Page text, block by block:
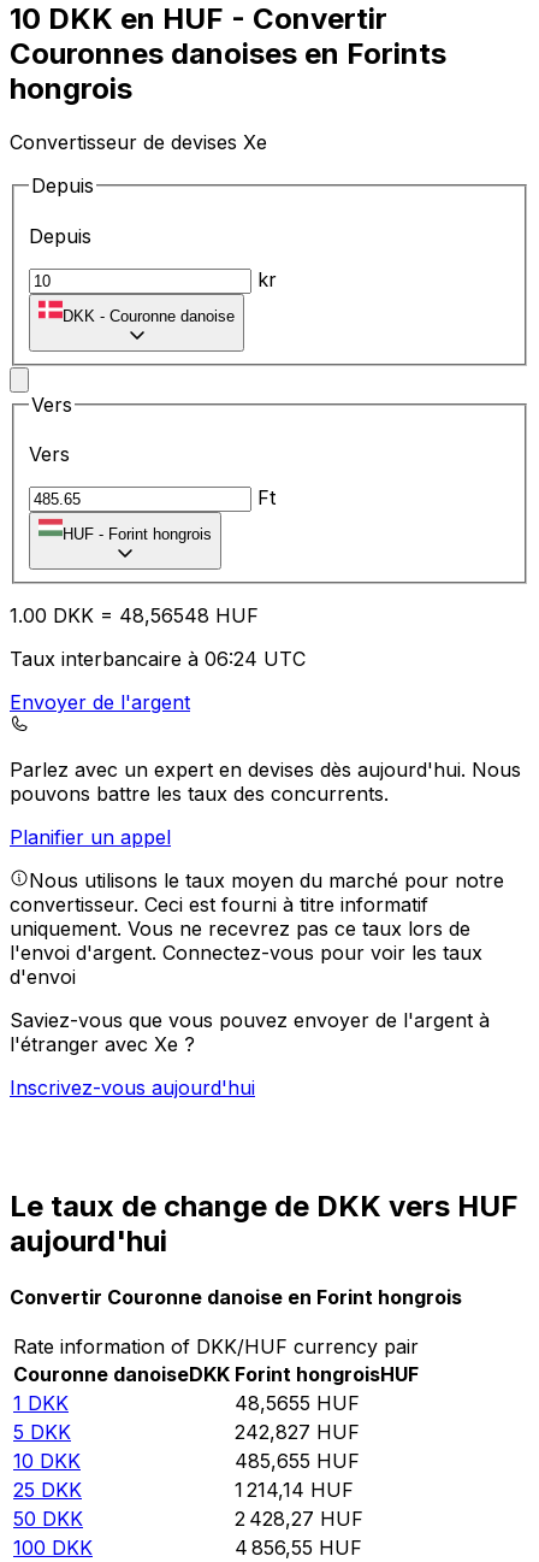
10 DKK en HUF - Convertir
Couronnes danoises en Forints
hongrois
Convertisseur de devises Xe
Depuis
Depuis
kr
DKK - Couronne danoise
Vers
Vers
Ft
HUF - Forint hongrois
1.00 DKK = 48,56548 HUF
Taux interbancaire à 06:24 UTC
Envoyer de l'argent
Parlez avec un expert en devises dès aujourd'hui. Nous
pouvons battre les taux des concurrents.
Planifier un appel
Nous utilisons le taux moyen du marché pour notre
convertisseur. Ceci est fourni à titre informatif
uniquement. Vous ne recevrez pas ce taux lors de
l'envoi d'argent. Connectez-vous pour voir les taux
d'envoi
Saviez-vous que vous pouvez envoyer de l'argent à
l'étranger avec Xe ?
Inscrivez-vous aujourd'hui
Le taux de change de DKK vers HUF
aujourd'hui
Convertir Couronne danoise en Forint hongrois
Rate information of DKK/HUF currency pair
Couronne danoiseDKK Forint hongroisHUF
1 DKK 48,5655 HUF
5 DKK 242,827 HUF
10 DKK 485,655 HUF
25 DKK 1 214,14 HUF
50 DKK 2 428,27 HUF
100 DKK 4 856,55 HUF